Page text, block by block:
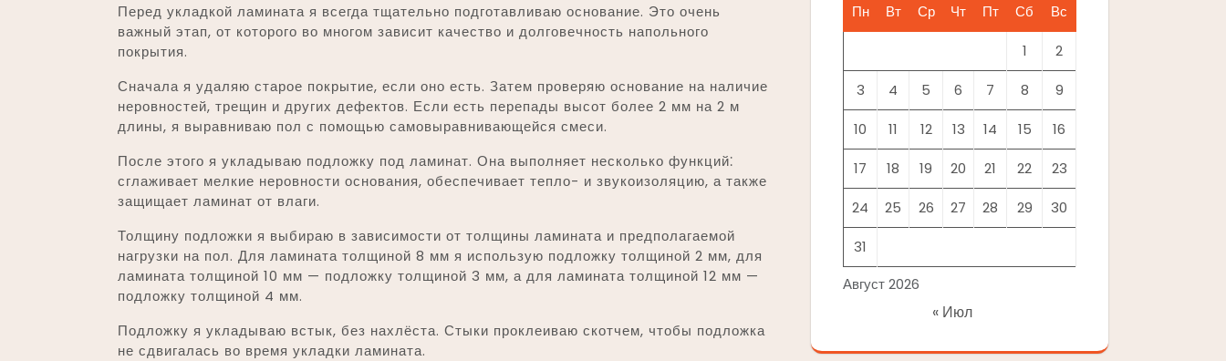
Перед укладкой ламината я всегда тщательно подготавливаю основание. Это очень
важный этап, от которого во многом зависит качество и долговечность напольного
покрытия.
Сначала я удаляю старое покрытие, если оно есть. Затем проверяю основание на наличие
неровностей, трещин и других дефектов. Если есть перепады высот более 2 мм на 2 м
длины, я выравниваю пол с помощью самовыравнивающейся смеси.
После этого я укладываю подложку под ламинат. Она выполняет несколько функций⁚
сглаживает мелкие неровности основания, обеспечивает тепло- и звукоизоляцию, а также
защищает ламинат от влаги.
Толщину подложки я выбираю в зависимости от толщины ламината и предполагаемой
нагрузки на пол. Для ламината толщиной 8 мм я использую подложку толщиной 2 мм, для
ламината толщиной 10 мм — подложку толщиной 3 мм, а для ламината толщиной 12 мм —
подложку толщиной 4 мм.
Подложку я укладываю встык, без нахлёста. Стыки проклеиваю скотчем, чтобы подложка
не сдвигалась во время укладки ламината.
Август 2026
Пн Вт Ср Чт Пт Сб Вс
1 2
3 4 5 6 7 8 9
10 11 12 13 14 15 16
17 18 19 20 21 22 23
24 25 26 27 28 29 30
31
« Июл